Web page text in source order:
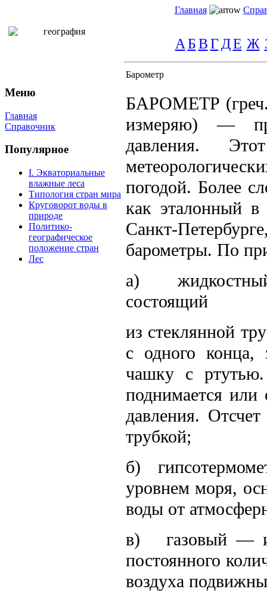
Главная
Меню
Главная
Справочник
Популярное
I. Экваториальные
влажные леса
Типология стран мира
Круговорот воды в
природе
Политико-
географическое
положение стран
Лес
А БВГ ДЕ Ж
Барометр
БАРОМЕТР
измеряю) —
давления.
погодой. Более
как эталонный в
Санкт-
барометры. По
а)
состоящий
из стеклянной
с одного конца,
чашку с ртутью.
поднимается или
давления.
трубкой;
б)
уровнем моря,
воды от
в) газовый —
постоянного
воздуха